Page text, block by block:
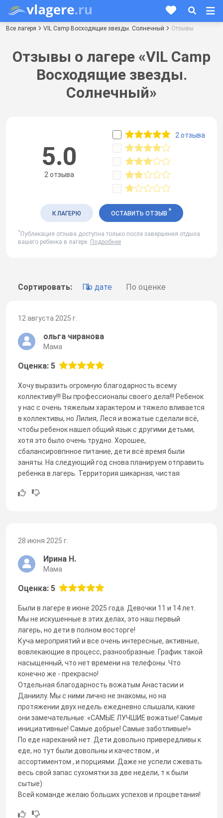
Все лагеря VIL Camp Восходящие звезды. Солнечный Отзывы
Отзывы о лагере «VIL Camp
Восходящие звезды.
Солнечный»
Сортировать: По дате По оценке
12 августа 2025 г.
ольга чиранова
Мама
Оценка: 5
Хочу выразить огромную благодарность всему
коллективу!!! Вы профессионалы своего дела!!! Ребенок
у нас с очень тяжелым характером и тяжело вливается
в коллективы, но Лилия, Леся и вожатые сделали всё,
чтобы ребенок нашел общий язык с другими детьми,
хотя это было очень трудно. Хорошее,
сбалансировпнное питание, дети всё время были
заняты. На следующий год снова планируем отправить
ребенка в лагерь. Территория шикарная, чистая
28 июня 2025 г.
Ирина Н.
Мама
Оценка: 5
Были в лагере в июне 2025 года. Девочки 11 и 14 лет.
Мы не искушенные в этих делах, это наш первый
лагерь, но дети в полном восторге!
Куча мероприятий и все очень интересные, активные,
вовлекающие в процесс, разнообразные. График такой
насыщенный, что нет времени на телефоны. Что
конечно же - прекрасно!
Отдельная благодарность вожатым Анастасии и
Даниилу. Мы с ними лично не знакомы, но на
протяжении двух недель ежедневно слышали, какие
они замечательные: «САМЫЕ ЛУЧШИЕ вожатые! Самые
инициативные! Самые добрые! Самые заботливые!»
По еде нареканий нет. Дети довольно привередливы к
еде, но тут были довольны и качеством , и
ассортиментом , и порциями. Даже не успели сжевать
весь свой запас сухомятки за две недели, т к были
сытые)
Всей команде желаю больших успехов и процветания!
5.0
2 отзыва
2 отзыва
К ЛАГЕРЮ ОСТАВИТЬ ОТЗЫВ *
* Публикация отзыва доступна только после завершения отдыха
вашего ребенка в лагере. Подробнее